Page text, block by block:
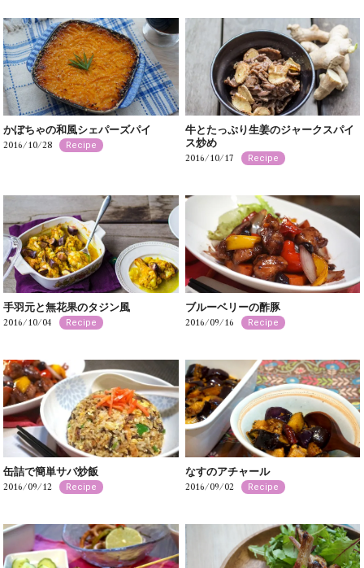
かぼちゃの和風シェパーズパイ
2016/10/28 Recipe
牛とたっぷり生姜のジャークスパイ
ス炒め
2016/10/17 Recipe
手羽元と無花果のタジン風
2016/10/04 Recipe
ブルーベリーの酢豚
2016/09/16 Recipe
缶詰で簡単サバ炒飯
2016/09/12 Recipe
なすのアチャール
2016/09/02 Recipe